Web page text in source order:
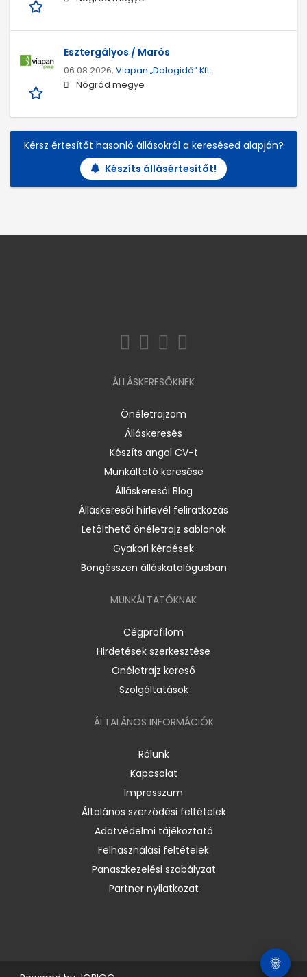
Esztergályos / Marós
06.08.2026, Viapan „Dologidő” Kft.
Nógrád megye
Kérsz értesítőt hasonló állásokról a keresésed alapján?
Készíts állásértesítőt!
ÁLLÁSKERESŐKNEK
Önéletrajzom
Álláskeresés
Készíts angol CV-t
Munkáltató keresése
Álláskeresői Blog
Álláskeresői hírlevél feliratkozás
Letölthető önéletrajz sablonok
Gyakori kérdések
Böngésszen álláskatalógusban
MUNKÁLTATÓKNAK
Cégprofilom
Hirdetések szerkesztése
Önéletrajz kereső
Szolgáltatások
ÁLTALÁNOS INFORMÁCIÓK
Rólunk
Kapcsolat
Impresszum
Általános szerződési feltételek
Adatvédelmi tájékoztató
Felhasználási feltételek
Panaszkezelési szabályzat
Partner nyilatkozat